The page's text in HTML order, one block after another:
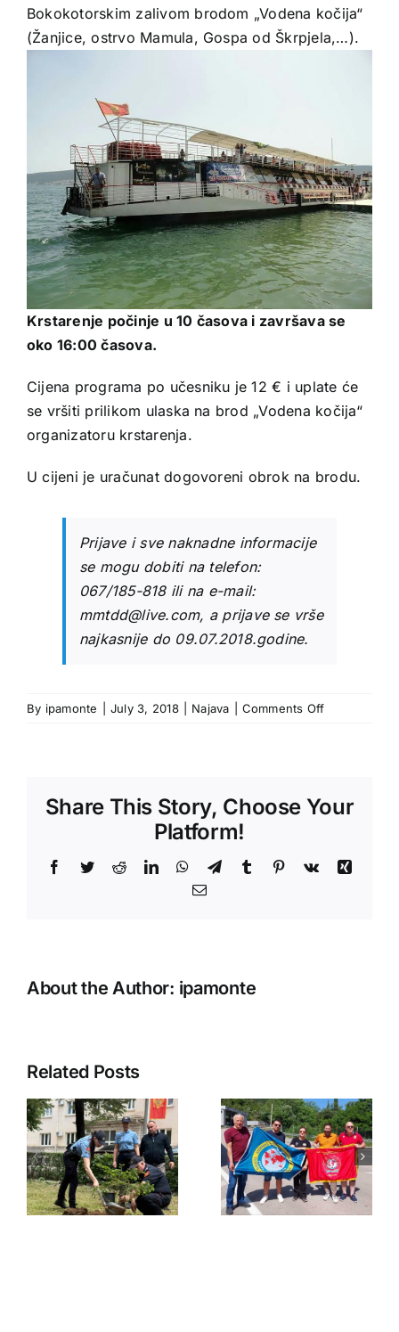
Bokokotorskim zalivom brodom „Vodena kočija“
(Žanjice, ostrvo Mamula, Gospa od Škrpjela,…).
Krstarenje počinje u 10 časova i završava se
oko 16:00 časova.
Cijena programa po učesniku je 12 € i uplate će
se vršiti prilikom ulaska na brod „Vodena kočija“
organizatoru krstarenja.
U cijeni je uračunat dogovoreni obrok na brodu.
Prijave i sve naknadne informacije
se mogu dobiti na telefon:
067/185-818 ili na e-mail:
mmtdd@live.com, a prijave se vrše
najkasnije do 09.07.2018.godine.
By ipamonte July 3, 2018 Najava Comments Offon
polazak
Share This Story, Choose Your
Platform!
Facebook
TwitterRedditLinkedInWhatsApp
TelegramTumblr Pinterest
Vk
Xing
Email
About the Author: ipamonte
Related Posts
druženje-
najava